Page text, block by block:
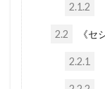
2.1.2
2.2 《セ
2.2.1
反グローバ
反グローバ